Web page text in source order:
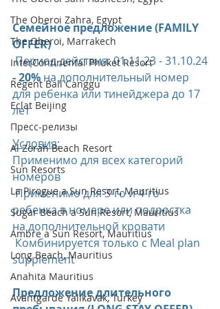
The Oberoi Zahra, Egypt
The Oberoi, Marrakech
InterContinental Phuket Resort
Regent Bali Canggu
Eclat Beijing
Пресс-релизы
Al Zorah Beach Resort
Sun Resorts
La Pirogue a Sun Resort, Mauritius
Sugar Beach a Sun Resort, Mauritius
Ambre a Sun Resort, Mauritius
Long Beach, Mauritius
Anahita Mauritius
Avantgarde Yalıkavak, Turkey
Семейное предложение (FAMILY
OFFER)
Период действия: 01.11.23 - 31.10.24
- 20% на дополнительный номер
для ребенка или тинейджера до 17
лет
Условия:
Применимо для всех категорий
номеров
Применимо для 3-го и 4-го
ребенка в номере или подростка
на дополнительной кровати
supplement
Предложение длительного